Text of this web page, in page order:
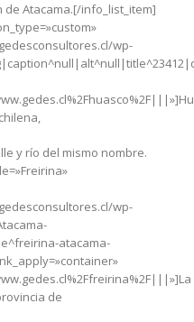
de Atacama.[/info_list_item]
wp-
y río del mismo nombre.
wp-
atacama-
de